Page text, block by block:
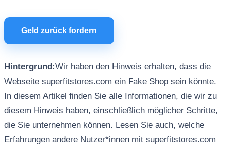
Geld zurück fordern
Hintergrund:Wir haben den Hinweis erhalten, dass die
Webseite superfitstores.com ein Fake Shop sein könnte.
In diesem Artikel finden Sie alle Informationen, die wir zu
diesem Hinweis haben, einschließlich möglicher Schritte,
die Sie unternehmen können. Lesen Sie auch, welche
Erfahrungen andere Nutzer*innen mit superfitstores.com